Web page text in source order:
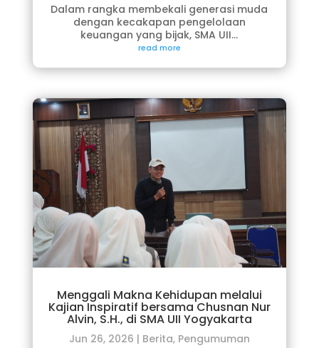
Dalam rangka membekali generasi muda
dengan kecakapan pengelolaan
keuangan yang bijak, SMA UII...
read more
Menggali Makna Kehidupan melalui
Kajian Inspiratif bersama Chusnan Nur
Alvin, S.H., di SMA UII Yogyakarta
Jun 26, 2026 | Berita, Pengumuman